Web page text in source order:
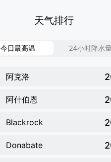
天气排行
今日最高温 24小时降水
阿克洛
阿什伯恩
Blackrock
Donabate